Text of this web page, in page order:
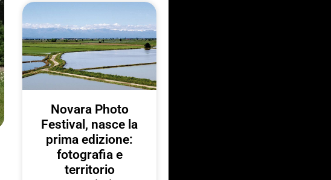
Novara Photo
Festival, nasce la
prima edizione:
fotografia e
territorio